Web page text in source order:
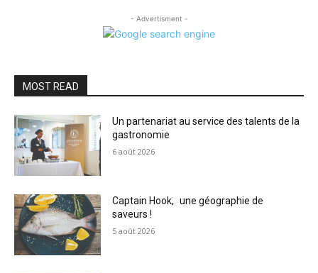
- Advertisment -
MOST READ
Un partenariat au service des talents de la
gastronomie
6 août 2026
Captain Hook, une géographie de
saveurs !
5 août 2026